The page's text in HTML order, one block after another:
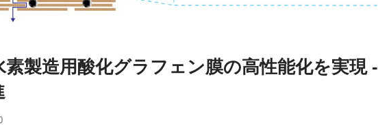
素製造用酸化グラフェン膜の高性能化を実現 -